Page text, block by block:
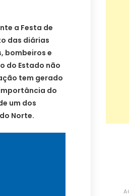
a Festa de
das diárias
bombeiros e
do Estado não
tem gerado
do
um dos
Norte.